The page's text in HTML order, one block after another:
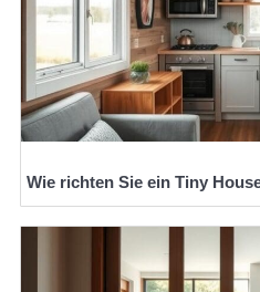
Wie richten Sie ein Tiny